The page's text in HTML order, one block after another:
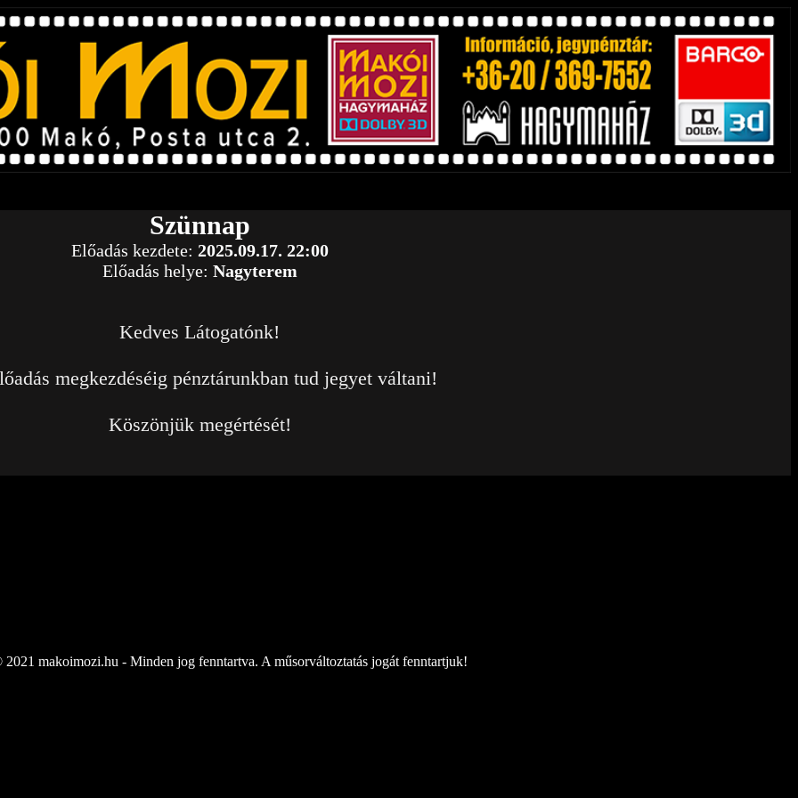
Szünnap
Előadás kezdete: 2025.09.17. 22:00
Előadás helye: Nagyterem
Kedves Látogatónk!
megkezdéséig pénztárunkban tud jegyet váltani!
Köszönjük megértését!
makoimozi.hu - Minden jog fenntartva. A műsorváltoztatás jogát fenntartjuk!